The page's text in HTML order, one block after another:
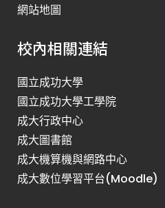
網站地圖
校內相關連結
國立成功大學
國立成功大學工學院
成大行政中心
成大圖書館
成大機算機與網路中心
成大數位學習平台(Moodle)